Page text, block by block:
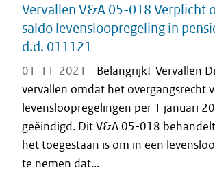
Vervallen V&A 05-018 Verplicht
saldo levensloopregeling in
d.d. 011121
01-11-2021 - Belangrijk! Vervallen
vervallen omdat het overgangsrecht
levensloopregelingen per 1 januari
geëindigd. Dit V&A 05-018
het toegestaan is om in een
te nemen dat...